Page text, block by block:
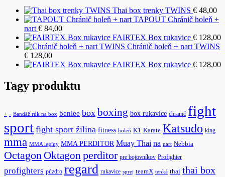
Thai box trenky TWINS € 48,00
TAPOUT Chránič holeň +
nart € 84,00
FAIRTEX Box rukavice € 128,00
Chránič holeň + nart TWINS
€ 128,00
FAIRTEX Box rukavice € 128,00
Tagy produktu
+ - Bandáž rúk na box benlee box boxing box rukavice chranič fight
sport fight sport žilina fitness holeň K1 Karate Katsudo king
mma MMA legíny MMA PERDITOR Muay Thai na nart Nebbia
Octagon Oktagon perditor pre bojovníkov Profighter
profighters púzdro regard rukavice sprej teamX tenká thai thai box